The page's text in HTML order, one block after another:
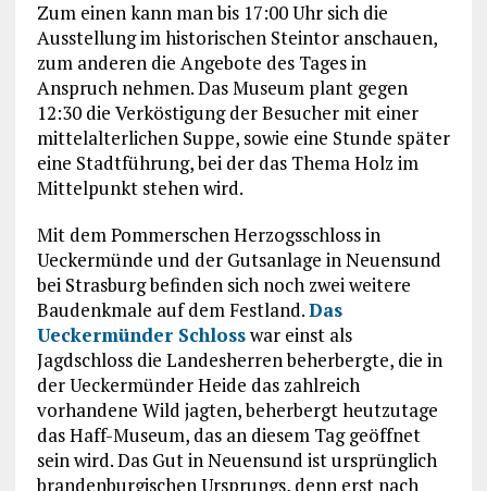
Zum einen kann man bis 17:00 Uhr sich die
Ausstellung im historischen Steintor anschauen,
zum anderen die Angebote des Tages in
Anspruch nehmen. Das Museum plant gegen
12:30 die Verköstigung der Besucher mit einer
mittelalterlichen Suppe, sowie eine Stunde später
eine Stadtführung, bei der das Thema Holz im
Mittelpunkt stehen wird.
Mit dem Pommerschen Herzogsschloss in
Ueckermünde und der Gutsanlage in Neuensund
bei Strasburg befinden sich noch zwei weitere
Baudenkmale auf dem Festland.Das
Ueckermünder Schlosswar einst als
Jagdschloss die Landesherren beherbergte, die in
der Ueckermünder Heide das zahlreich
vorhandene Wild jagten, beherbergt heutzutage
das Haff-Museum, das an diesem Tag geöffnet
sein wird. Das Gut in Neuensund ist ursprünglich
brandenburgischen Ursprungs, denn erst nach